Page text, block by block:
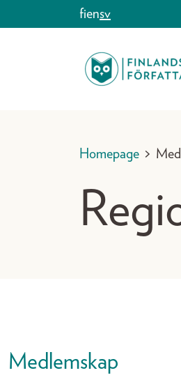
Skip to contentfiensv
Homepage >
Medlemskap